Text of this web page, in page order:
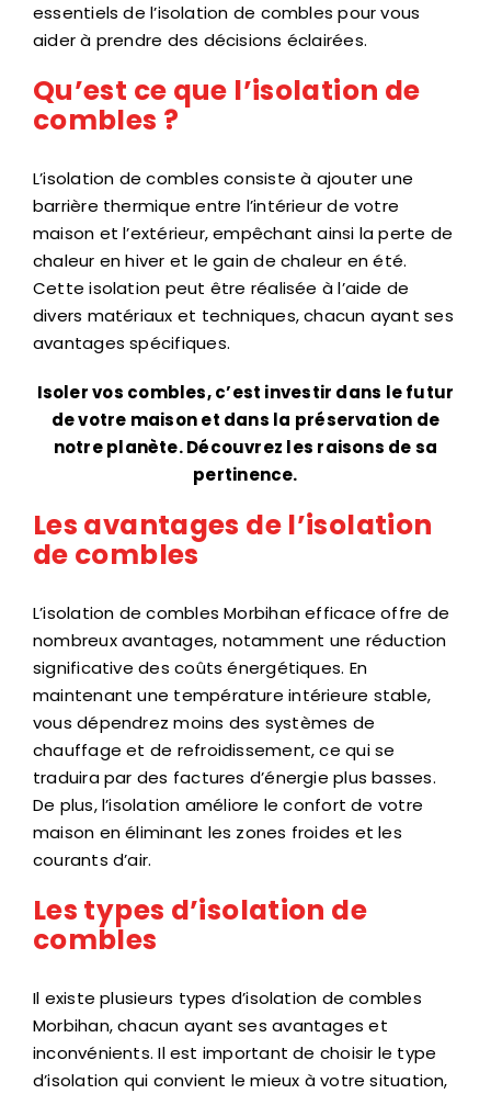
essentiels de l’isolation de combles pour vous
aider à prendre des décisions éclairées.
Qu’est ce que l’isolation de
combles ?
L’isolation de combles consiste à ajouter une
barrière thermique entre l’intérieur de votre
maison et l’extérieur, empêchant ainsi la perte de
chaleur en hiver et le gain de chaleur en été.
Cette isolation peut être réalisée à l’aide de
divers matériaux et techniques, chacun ayant ses
avantages spécifiques.
Isoler vos combles, c’est investir dans le futur
de votre maison et dans la préservation de
notre planète. Découvrez les raisons de sa
pertinence.
Les avantages de l’isolation
de combles
L’isolation de combles Morbihanefficace offre de
nombreux avantages, notamment une réduction
significative des coûts énergétiques. En
maintenant une température intérieure stable,
vous dépendrez moins des systèmes de
chauffage et de refroidissement, ce qui se
traduira par des factures d’énergie plus basses.
De plus, l’isolation améliore le confort de votre
maison en éliminant les zones froides et les
courants d’air.
Les types d’isolation de
combles
Il existe plusieurs types d’isolation de combles
Morbihan, chacun ayant ses avantages et
inconvénients. Il est important de choisir le type
d’isolation qui convient le mieux à votre situation,